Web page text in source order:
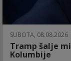
SUBOTA,
Tramp šalje
Kolumbije